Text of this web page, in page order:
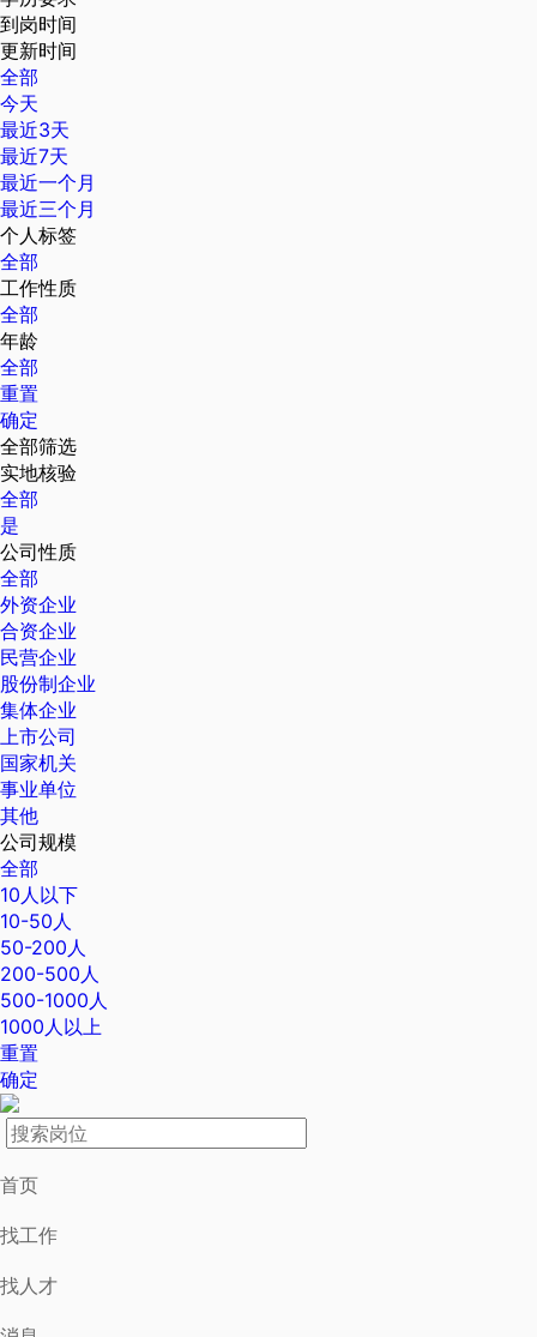
到岗时间
更新时间
全部
今天
最近3天
最近7天
最近一个月
最近三个月
个人标签
全部
工作性质
全部
年龄
全部
重置
确定
全部筛选
实地核验
全部
是
公司性质
全部
外资企业
合资企业
民营企业
股份制企业
集体企业
上市公司
国家机关
事业单位
其他
公司规模
全部
10人以下
10-50人
50-200人
200-500人
500-1000人
1000人以上
重置
确定
首页
找工作
找人才